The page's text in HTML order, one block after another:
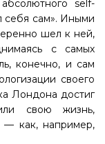
self-
себя сам». Иными
шел к ней,
с самых
конечно, и сам
своего
Лондона достиг
свою жизнь,
— как, например,